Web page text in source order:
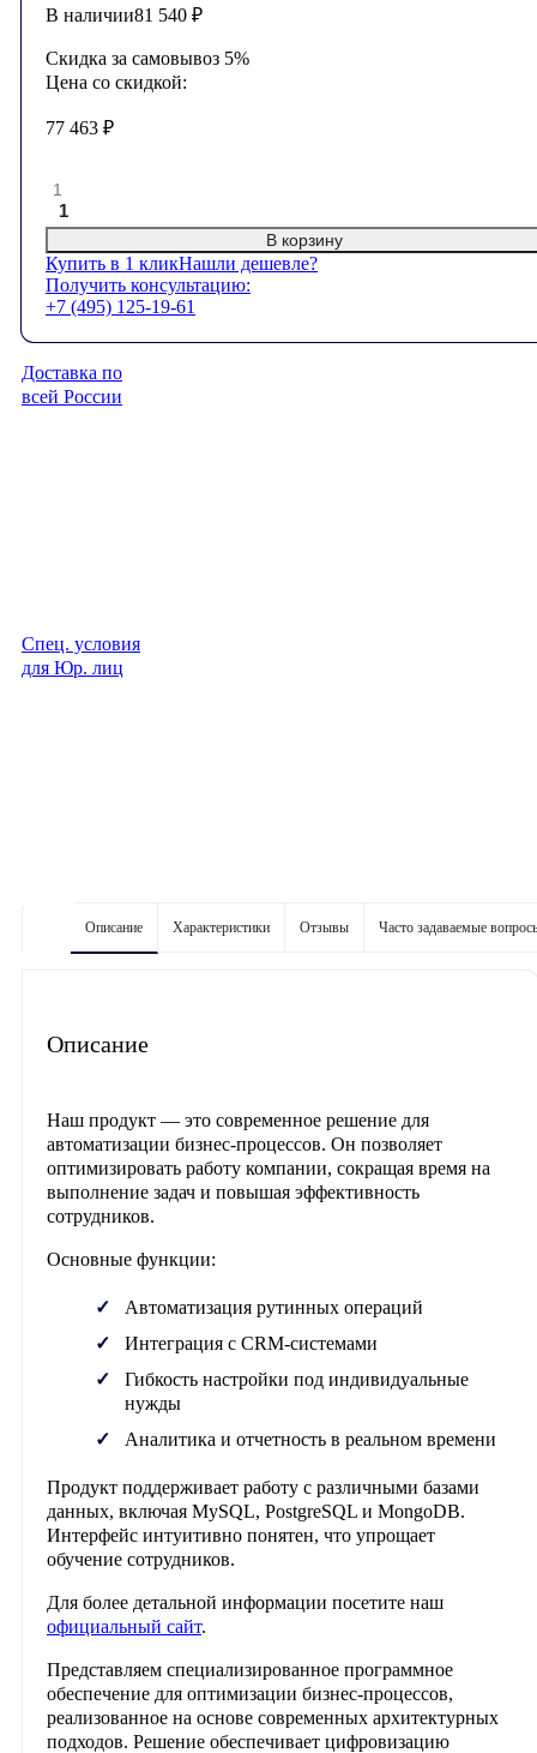
В наличии81 540 ₽
Скидка за самовывоз 5%
Цена со скидкой:
77 463 ₽
1
В корзину
Купить в 1 кликНашли дешевле?
Получить консультацию:
+7 (495) 125-19-61
Доставка по
всей России
Спец. условия
для Юр. лиц
Описание Характеристики Отзывы Часто задаваемые
Описание
Наш продукт — это современное решение для
автоматизации бизнес-процессов. Он позволяет
оптимизировать работу компании, сокращая время на
выполнение задач и повышая эффективность
сотрудников.
Основные функции:
Автоматизация рутинных операций
Интеграция с CRM-системами
Гибкость настройки под индивидуальные
нужды
Аналитика и отчетность в реальном времени
Продукт поддерживает работу с различными базами
данных, включая MySQL, PostgreSQL и MongoDB.
Интерфейс интуитивно понятен, что упрощает
обучение сотрудников.
Для более детальной информации посетите наш
официальный сайт.
Представляем специализированное программное
обеспечение для оптимизации бизнес-процессов,
реализованное на основе современных архитектурных
подходов. Решение обеспечивает цифровизацию